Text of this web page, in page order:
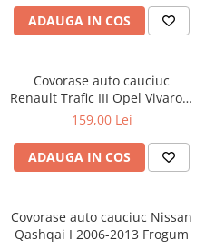
Carcasa Cheie Mercedes Benz
Carcasa Cheie Renault
Carcasa Cheie Skoda
Carcasa Cheie Toyota
Carcasa Cheie Volkswagen
Folie Geamuri
Huse Volan Auto
Covorase OPEL
Covorase PORSCHE
Covorase RENAULT
Covorase SEAT
Covorase SKODA
Covorase SUZUKI
Covorase TOYOTA
Lumini de zi, DRL
ADAUGA IN COS
Covorase auto cauciuc
Renault Trafic III Opel Vivaro B
Fiat Talento Nissan NV300
159,00 Lei
ADAUGA IN COS
Covorase auto cauciuc Nissan
Qashqai I 2006-2013 Frogum